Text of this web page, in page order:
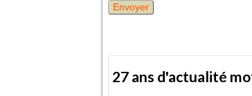
27 ans d'actualité